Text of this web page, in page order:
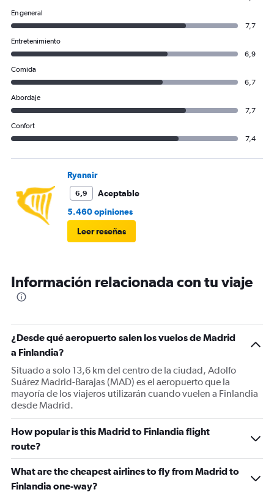
En general
7,7
Entretenimiento
6,9
Comida
6,7
Abordaje
7,7
Confort
7,4
Ryanair
6,9
Aceptable
5.460 opiniones
Leer reseñas
Información relacionada con tu viaje
¿Desde qué aeropuerto salen los vuelos de Madrid
a Finlandia?
Situado a solo 13,6 km del centro de la ciudad, Adolfo
Suárez Madrid-Barajas (MAD) es el aeropuerto que la
mayoría de los viajeros utilizarán cuando vuelen a Finlandia
desde Madrid.
How popular is this Madrid to Finlandia flight
route?
What are the cheapest airlines to fly from Madrid to
Finlandia one-way?